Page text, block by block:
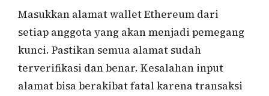
Masukkan alamat wallet Ethereum dari
setiap anggota yang akan menjadi pemegang
kunci. Pastikan semua alamat sudah
terverifikasi dan benar. Kesalahan input
alamat bisa berakibat fatal karena transaksi